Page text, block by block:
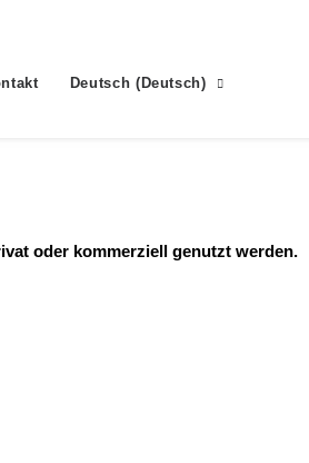
Deutsch (Deutsch)
oder kommerziell genutzt werden.